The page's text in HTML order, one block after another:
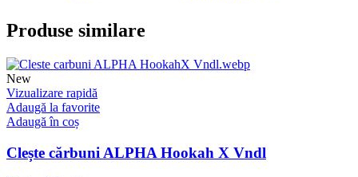
Produse similare
New
Vizualizare rapidă
Adaugă la favorite
Adaugă în coș
Clește cărbuni ALPHA Hookah X Vndl